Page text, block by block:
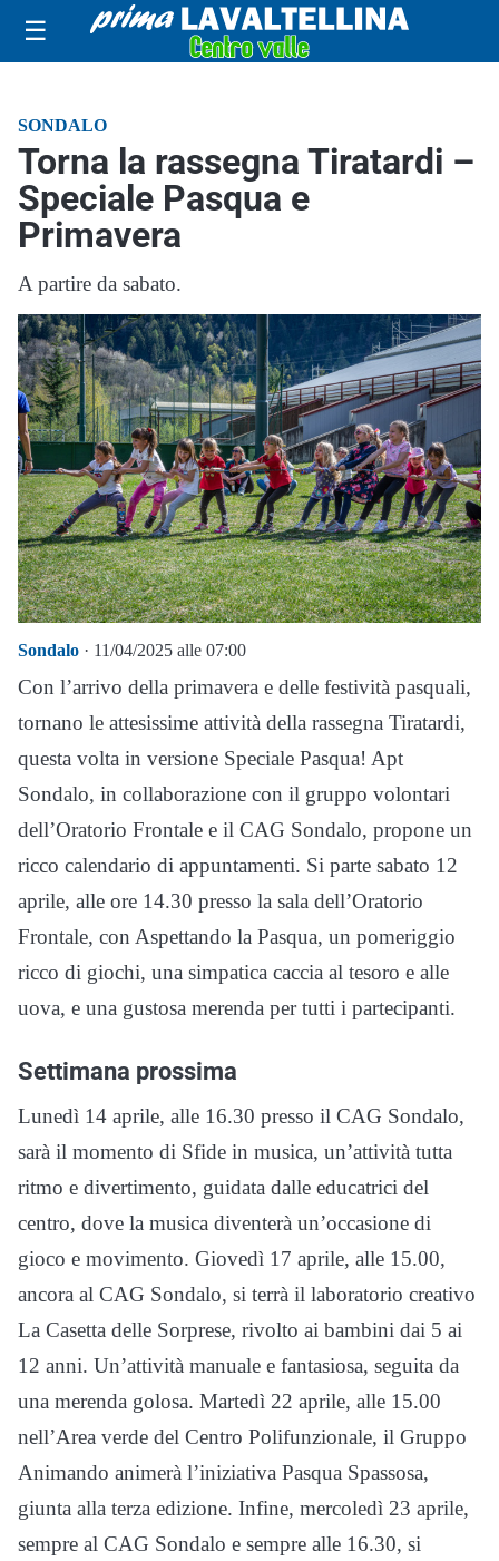
☰
SONDALO
Torna la rassegna Tiratardi –
Speciale Pasqua e
Primavera
A partire da sabato.
Sondalo · 11/04/2025 alle 07:00
Con l’arrivo della primavera e delle festività pasquali,
tornano le attesissime attività della rassegna Tiratardi,
questa volta in versione Speciale Pasqua! Apt
Sondalo, in collaborazione con il gruppo volontari
dell’Oratorio Frontale e il CAG Sondalo, propone un
ricco calendario di appuntamenti. Si parte sabato 12
aprile, alle ore 14.30 presso la sala dell’Oratorio
Frontale, con Aspettando la Pasqua, un pomeriggio
ricco di giochi, una simpatica caccia al tesoro e alle
uova, e una gustosa merenda per tutti i partecipanti.
Settimana prossima
Lunedì 14 aprile, alle 16.30 presso il CAG Sondalo,
sarà il momento di Sfide in musica, un’attività tutta
ritmo e divertimento, guidata dalle educatrici del
centro, dove la musica diventerà un’occasione di
gioco e movimento. Giovedì 17 aprile, alle 15.00,
ancora al CAG Sondalo, si terrà il laboratorio creativo
La Casetta delle Sorprese, rivolto ai bambini dai 5 ai
12 anni. Un’attività manuale e fantasiosa, seguita da
una merenda golosa. Martedì 22 aprile, alle 15.00
nell’Area verde del Centro Polifunzionale, il Gruppo
Animando animerà l’iniziativa Pasqua Spassosa,
giunta alla terza edizione. Infine, mercoledì 23 aprile,
sempre al CAG Sondalo e sempre alle 16.30, si